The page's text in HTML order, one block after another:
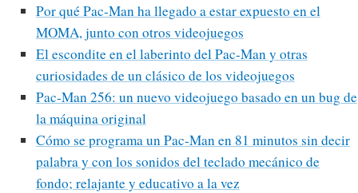
Por qué Pac-Man ha llegado a estar expuesto en el
MOMA, junto con otros videojuegos
El escondite en el laberinto del Pac-Man y otras
curiosidades de un clásico de los videojuegos
Pac-Man 256: un nuevo videojuego basado en un bug de
la máquina original
Cómo se programa un Pac-Man en 81 minutos sin decir
palabra y con los sonidos del teclado mecánico de
fondo; relajante y educativo a la vez